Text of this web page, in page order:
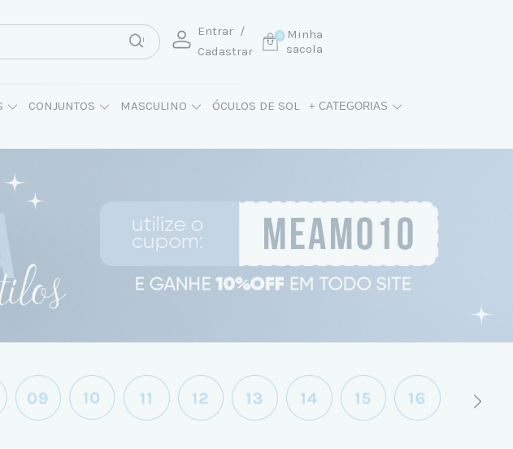
Entrar /
Cadastrar
Minha
sacola
0
CONJUNTOS MASCULINO ÓCULOS DE SOL + CATEGORIAS